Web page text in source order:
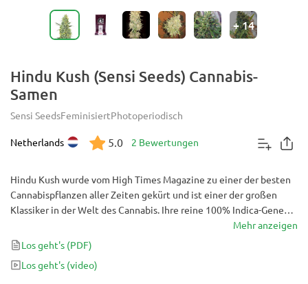
+14
Hindu Kush (Sensi Seeds) Cannabis-
Samen
Sensi SeedsFeminisiertPhotoperiodisch
Netherlands 5.0 2 Bewertungen
Hindu Kush wurde vom High Times Magazine zu einer der besten
Cannabispflanzen aller Zeiten gekürt und ist einer der großen
Klassiker in der Welt des Cannabis. Ihre reine 100% Indica-Genetik
und ihr moderater THC-Gehalt machen sie zu einer der
beliebtesten Pflanzen auf dem Markt, aber ihre Wirkung zeichnet
sie wirklich aus. Sie werden eine tiefe Ganzkörperentspannung
erleben, aber ohne das Gefühl der Couch-Lock, das bei anderen
Mehr anzeigen
Los geht's (PDF)
Los geht's (video)